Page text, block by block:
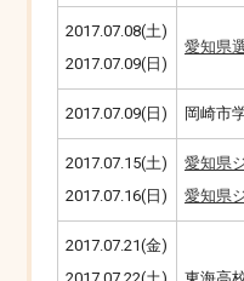
2017.07.08(土)
2017.07.09(日)
愛知県
2017.07.09(日) 岡崎市
2017.07.15(土)
2017.07.16(日)
愛知県
愛知県
2017.07.21(金)